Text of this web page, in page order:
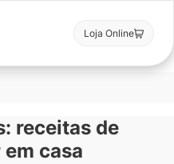
Loja Online
receitas de
casa